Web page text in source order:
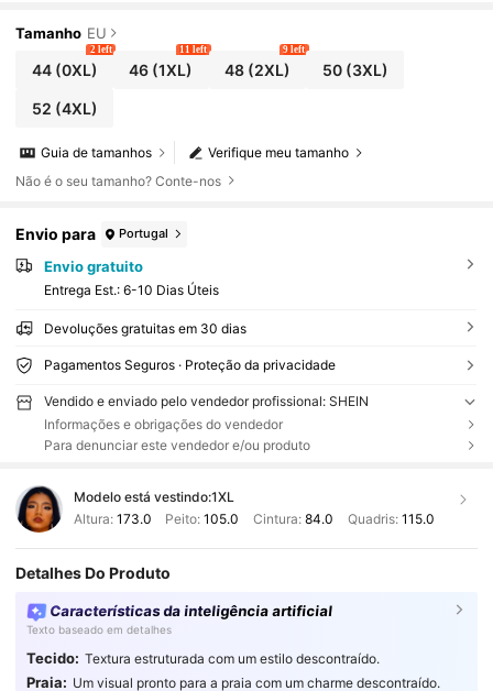
Tamanho EU
44(0XL)
2 left
46 (1XL)
11 left
48(2XL)
9 left
50(3XL)
52 (4XL)
Verifique meu tamanho
Guia de tamanhos
Não é o seu tamanho? Conte-nos
Envio para Portugal
Envio gratuito
Entrega Est.: 6-10 Dias Úteis
Devoluções gratuitas em 30 dias
Pagamentos Seguros · Proteção da privacidade
Vendido e enviado pelo vendedor profissional: SHEIN
Informações e obrigações do vendedor
Para denunciar este vendedor e/ou produto
Modelo está vestindo:1XL
Altura: 173.0 Peito:105.0 Cintura: 84.0 Quadris: 115.0
Detalhes Do Produto
Características da inteligência artificial
Texto baseado em detalhes
Tecido: Textura estruturada com um estilo descontraído.
Praia: Um visual pronto para a praia com um charme descontraído.